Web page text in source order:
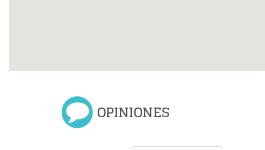
OPINIONES